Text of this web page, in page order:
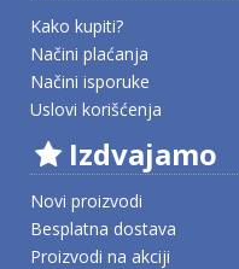
Kako kupiti?
Načini plaćanja
Načini isporuke
Uslovi korišćenja
Izdvajamo
Novi proizvodi
Besplatna dostava
Proizvodi na akciji